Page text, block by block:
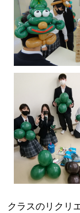
クラスのリクリ